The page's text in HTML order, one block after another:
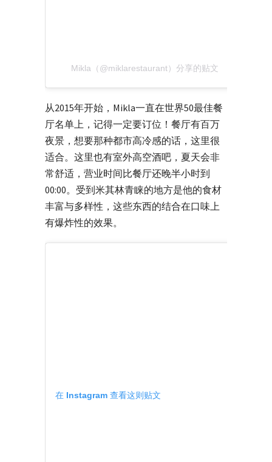
Mikla（@miklarestaurant）分享的贴文
从2015年开始，Mikla一直在世界50最佳餐
厅名单上，记得一定要订位！餐厅有百万
夜景，想要那种都市高冷感的话，这里很
适合。这里也有室外高空酒吧，夏天会非
常舒适，营业时间比餐厅还晚半小时到
00:00。受到米其林青睐的地方是他的食材
丰富与多样性，这些东西的结合在口味上
有爆炸性的效果。
在 Instagram 查看这则贴文